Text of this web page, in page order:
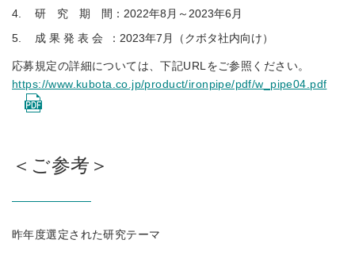
研 究 期 間：2022年8月～2023年6月
成 果 発 表 会 ：2023年7月（クボタ社内向け）
応募規定の詳細については、下記URLをご参照ください。
https://www.kubota.co.jp/product/ironpipe/pdf/w_pipe04.pdf
＜ご参考＞
昨年度選定された研究テーマ